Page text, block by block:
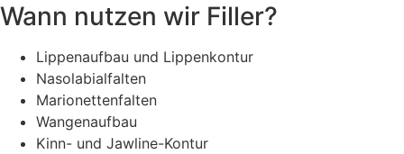
Wann nutzen wir Filler?
Lippenaufbau und Lippenkontur
Nasolabialfalten
Marionettenfalten
Wangenaufbau
Kinn- und Jawline-Kontur